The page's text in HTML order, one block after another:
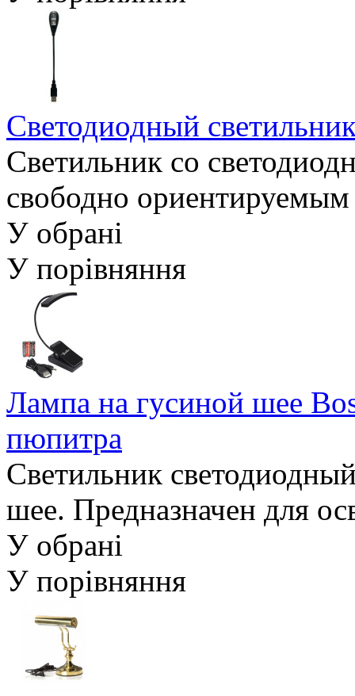
Светодиодный
Светильник со
свободно ориентируемым
У обрані
У порівняння
Лампа на гусиной шее
пюпитра
Светильник
шее. Предназначен для
У обрані
У порівняння